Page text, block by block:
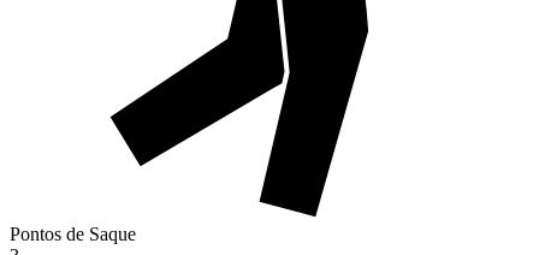
Pontos de Saque